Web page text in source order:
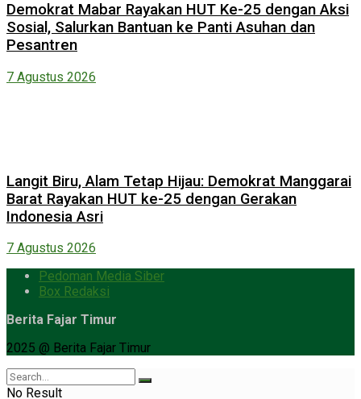
Demokrat Mabar Rayakan HUT Ke-25 dengan Aksi
Sosial, Salurkan Bantuan ke Panti Asuhan dan
Pesantren
7 Agustus 2026
Langit Biru, Alam Tetap Hijau: Demokrat Manggarai
Barat Rayakan HUT ke-25 dengan Gerakan
Indonesia Asri
7 Agustus 2026
Pedoman Media Siber
Box Redaksi
Berita Fajar Timur
2025 @ Berita Fajar Timur
No Result